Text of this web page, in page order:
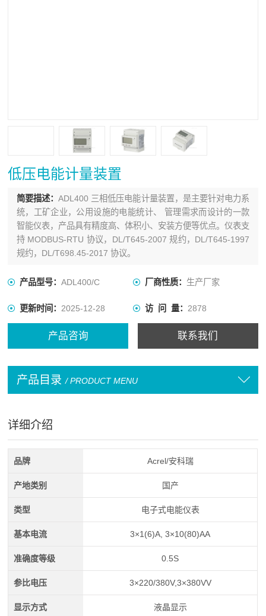
低压电能计量装置
简要描述：ADL400 三相低压电能计量装置，是主要针对电力系
统，工矿企业，公用设施的电能统计、 管理需求而设计的一款
智能仪表，产品具有精度高、体积小、安装方便等优点。仪表支
持 MODBUS-RTU 协议，DL/T645-2007 规约，DL/T645-1997
规约，DL/T698.45-2017 协议。
产品型号：ADL400/C 厂商性质： 生产厂家
更新时间：2025-12-28 访 问 量： 2878
产品咨询 联系我们
产品目录 / PRODUCT MENU
详细介绍
品牌 Acrel/安科瑞
产地类别 国产
类型 电子式电能仪表
基本电流 3×1(6)A, 3×10(80)AA
准确度等级 0.5S
参比电压 3×220/380V,3×380VV
显示方式 液晶显示